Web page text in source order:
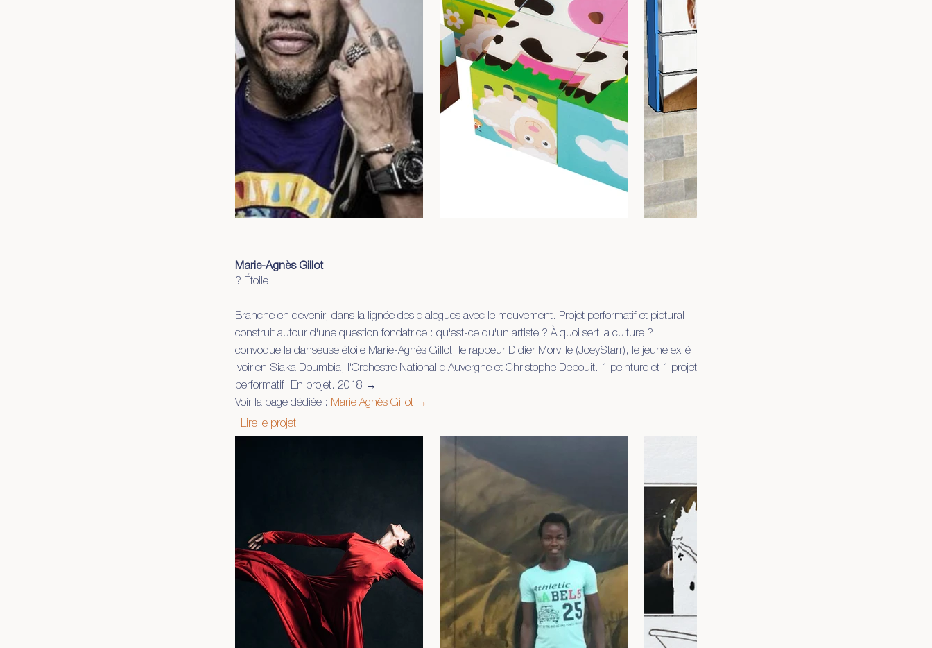
Marie-Agnès Gillot
? Étoile
Branche en devenir, dans la lignée des dialogues avec le mouvement. Projet performatif et pictural
construit autour d'une question fondatrice : qu'est-ce qu'un artiste ? À quoi sert la culture ? Il
convoque la danseuse étoile Marie-Agnès Gillot, le rappeur Didier Morville (JoeyStarr), le jeune exilé
ivoirien Siaka Doumbia, l'Orchestre National d'Auvergne et Christophe Debouit. 1 peinture et 1 projet
performatif. En projet. 2018 →
Voir la page dédiée : Marie Agnès Gillot →
Lire le projet